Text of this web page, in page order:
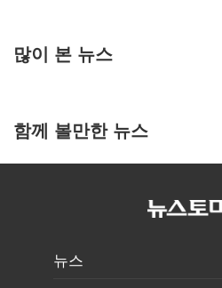
많이 본 뉴스
함께 볼만한 뉴스
뉴스